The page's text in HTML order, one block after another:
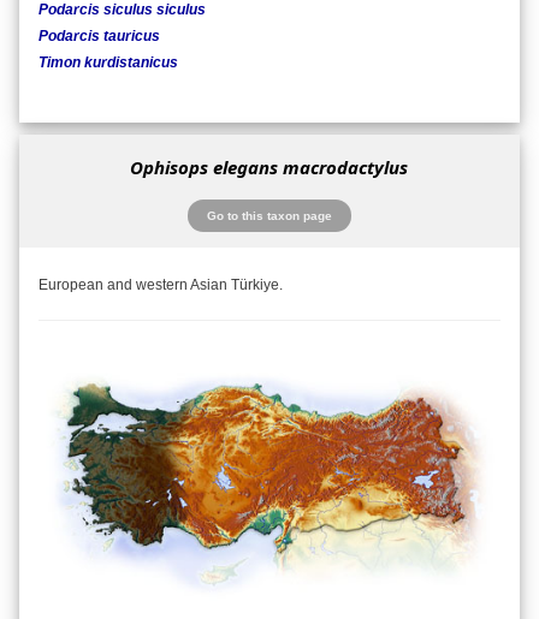
Podarcis siculus siculus
Podarcis tauricus
Timon kurdistanicus
Ophisops elegans macrodactylus
Go to this taxon page
European and western Asian Türkiye.